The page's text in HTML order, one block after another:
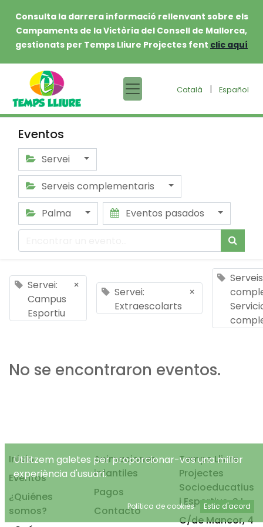
Consulta la darrera informació rellenvant sobre els
Campaments de la Victòria del Consell de Mallorca,
gestionats per Temps Lliure Projectes fent clic aquí
Català | Español
Eventos
Servei
Serveis complementaris
Palma
Eventos pasados
Servei:
Campus
Esportiu
×
Servei:
Extraescolarts
×
Serveis
No se encontraron eventos.
Inicio
Eventos
¿Quiénes
somos?
Animaciones
infantiles
Pagos
Contacto
Temps Lliure
Projectes
Socioeducatius
i Esportius, S.L.
C/de Mancor, 4
Utilitzem galetes per proporcionar-vos una millor
experiència d'usuari.
Política de cookies Estic d'acord